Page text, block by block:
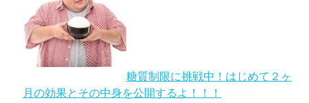
糖質制限に挑戦中！はじめて２ヶ
月の効果とその中身を公開するよ！！！